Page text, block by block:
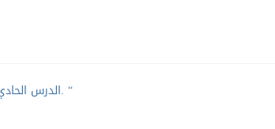
الدرس الحادي عشر” الاستثناء. “